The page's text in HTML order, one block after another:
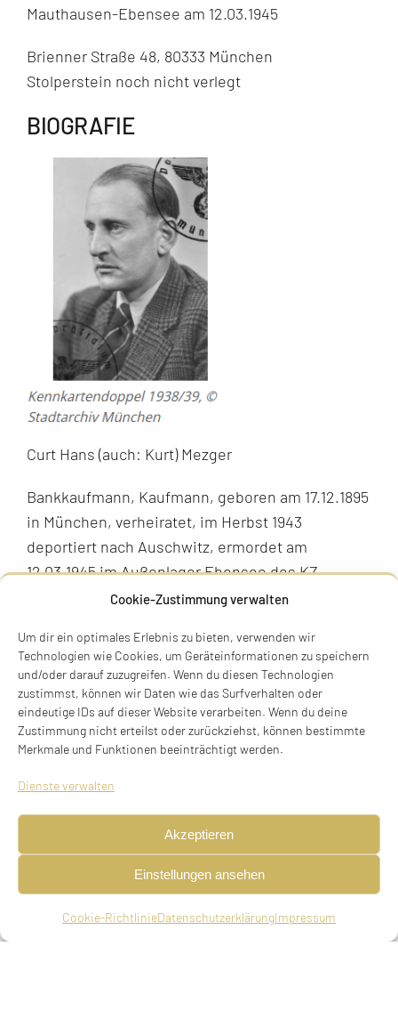
Cookie-Zustimmung verwalten
Um dir ein optimales Erlebnis zu bieten, verwenden wir
Technologien wie Cookies, um Geräteinformationen zu speichern
und/oder darauf zuzugreifen. Wenn du diesen Technologien
zustimmst, können wir Daten wie das Surfverhalten oder
eindeutige IDs auf dieser Website verarbeiten. Wenn du deine
Zustimmung nicht erteilst oder zurückziehst, können bestimmte
Merkmale und Funktionen beeinträchtigt werden.
Dienste verwalten
Akzeptieren
Einstellungen ansehen
Cookie-RichtlinieDatenschutzerklärungImpressum
Mauthausen-Ebensee am 12.03.1945
Brienner Straße 48, 80333 München
Stolperstein noch nicht verlegt
BIOGRAFIE
Curt Hans (auch: Kurt) Mezger
Bankkaufmann, Kaufmann, geboren am 17.12.1895
in München, verheiratet, im Herbst 1943
deportiert nach Auschwitz, ermordet am
12.03.1945 im Außenlager Ebensee des KZ
Mauthausen (27. Adar 5705)
Eltern
Philipp Mezger, Kaufmann in München, Elsa, geb.
Hesselberger
Geschwister
Ilse verheiratete Blank, geboren am 26.09.1901, in
München
Heirat am 08.09.1930 in Homberg, Kr. Moers mit
Almuth Zimmermann, geboren am 26.12.1906 in
Homberg, Kr. Moers.
Die Ehe galt als Mischehe.